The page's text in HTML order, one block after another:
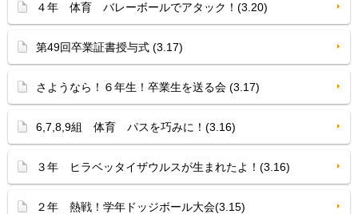
４年 体育 バレーボールでアタック！(3.20)
第49回卒業証書授与式 (3.17)
さようなら！６年生！卒業生を送る会 (3.17)
6,7,8,9組 体育 パスを巧みに！(3.16)
３年 ヒラベッタイザウルスが生まれたよ！(3.16)
２年 熱戦！学年ドッジボール大会(3.15)